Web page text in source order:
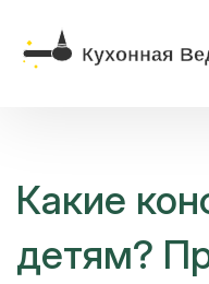
Какие
детям?